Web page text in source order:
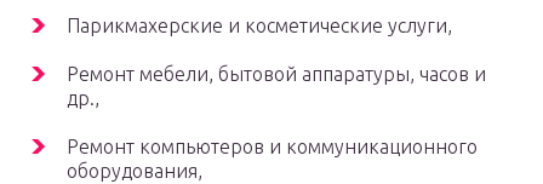
Парикмахерские и косметические услуги,
Ремонт мебели, бытовой аппаратуры, часов и
др.,
Ремонт компьютеров и коммуникационного
оборудования,